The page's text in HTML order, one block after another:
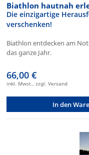
Biathlon hautnah
Die einzigartige
verschenken!
Biathlon entdecken am
das ganze Jahr.
66,00 €
inkl. Mwst., zzgl. Versand
In den